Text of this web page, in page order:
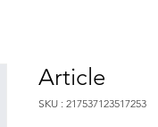
Article
SKU : 217537123517253